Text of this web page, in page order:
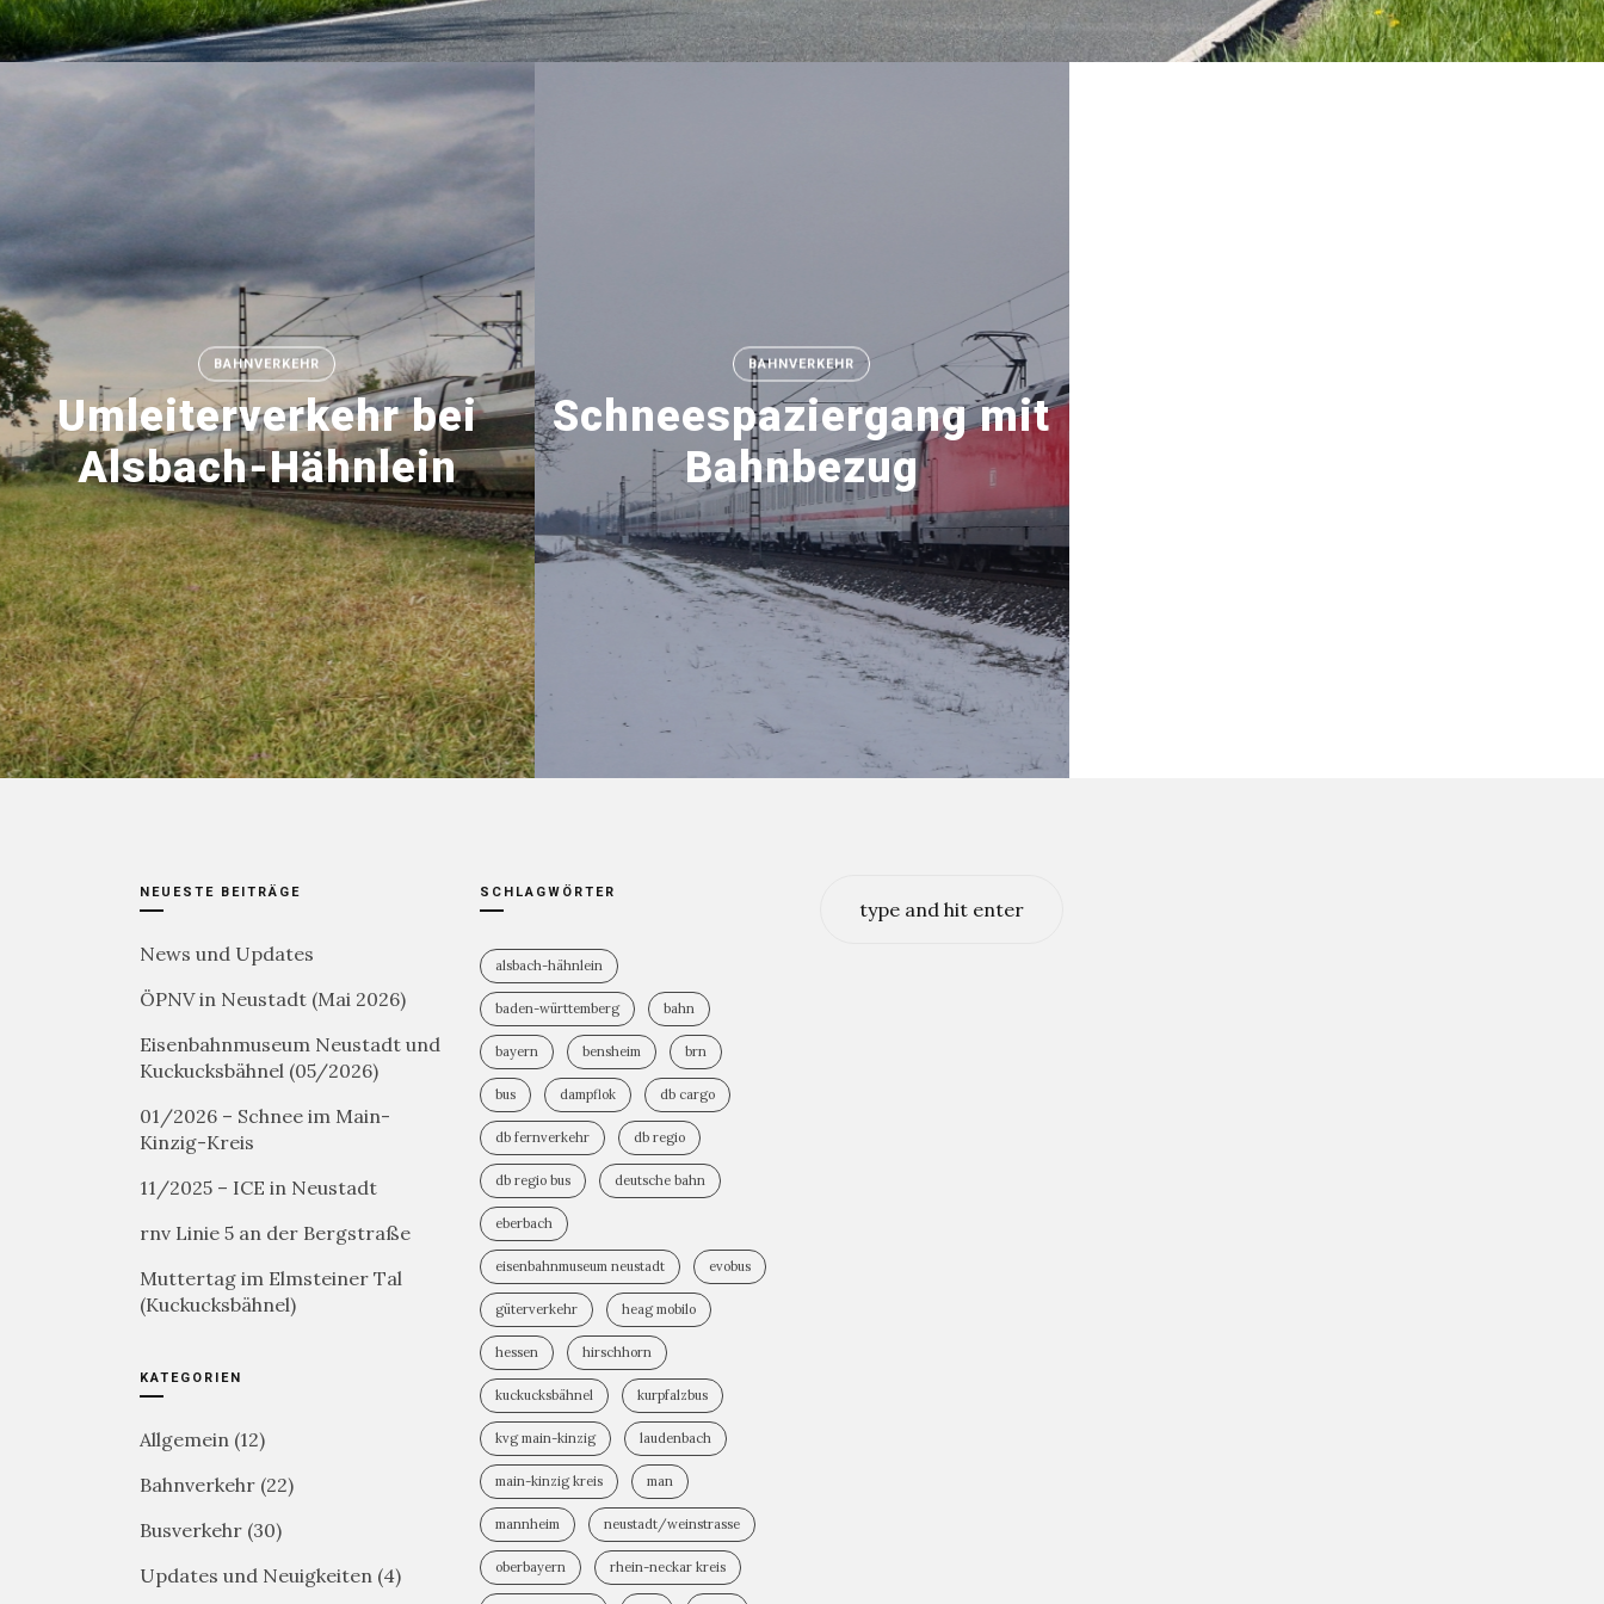
BAHNVERKEHR
Umleiterverkehr bei
Alsbach-Hähnlein
BAHNVERKEHR
Schneespaziergang mit
Bahnbezug
NEUESTE BEITRÄGE
News und Updates
ÖPNV in Neustadt (Mai 2026)
Eisenbahnmuseum Neustadt und
Kuckucksbähnel (05/2026)
01/2026 – Schnee im Main-
Kinzig-Kreis
11/2025 – ICE in Neustadt
rnv Linie 5 an der Bergstraße
Muttertag im Elmsteiner Tal
(Kuckucksbähnel)
KATEGORIEN
Allgemein (12)
Bahnverkehr (22)
Busverkehr (30)
Updates und Neuigkeiten (4)
SCHLAGWÖRTER
alsbach-hähnlein
baden-württemberg bahn
bayern bensheim brn
bus dampflok db cargo
db fernverkehr db regio
db regio bus deutsche bahn
eberbach
eisenbahnmuseum neustadt evobus
güterverkehr heag mobilo
hessen hirschhorn
kuckucksbähnel kurpfalzbus
kvg main-kinzig laudenbach
main-kinzig kreis man
mannheim neustadt/weinstrasse
oberbayern rhein-neckar kreis